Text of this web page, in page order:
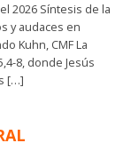
2026 Síntesis de la
y audaces en
Kuhn, CMF La
8, donde Jesús
[…]